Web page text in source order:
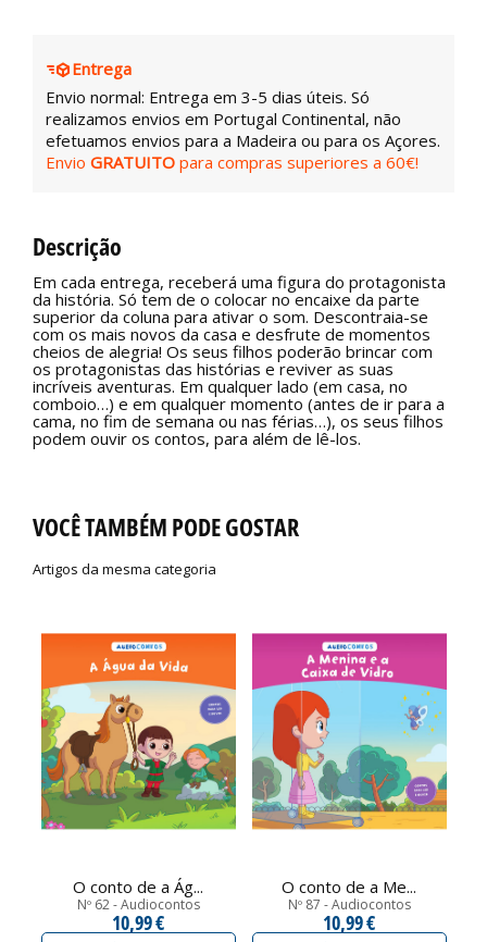
Entrega
Envio normal: Entrega em 3-5 dias úteis. Só
realizamos envios em Portugal Continental, não
efetuamos envios para a Madeira ou para os Açores.
Envio GRATUITO para compras superiores a 60€!
Descrição
Em cada entrega, receberá uma figura do protagonista
da história. Só tem de o colocar no encaixe da parte
superior da coluna para ativar o som. Descontraia-se
com os mais novos da casa e desfrute de momentos
cheios de alegria! Os seus filhos poderão brincar com
os protagonistas das histórias e reviver as suas
incríveis aventuras. Em qualquer lado (em casa, no
comboio…) e em qualquer momento (antes de ir para a
cama, no fim de semana ou nas férias…), os seus filhos
podem ouvir os contos, para além de lê-los.
VOCÊ TAMBÉM PODE GOSTAR
Artigos da mesma categoria
O conto de a Ág...
Nº 62 - Audiocontos
10,99 €
O conto de a Me...
Nº 87 - Audiocontos
10,99 €